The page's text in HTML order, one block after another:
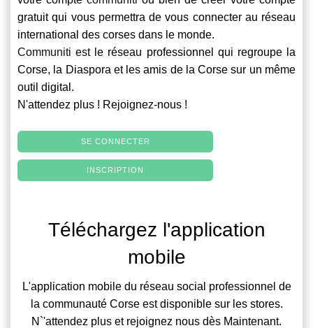
gratuit qui vous permettra de vous connecter au réseau
international des corses dans le monde.
Communiti est le réseau professionnel qui regroupe la
Corse, la Diaspora et les amis de la Corse sur un même
outil digital.
N'attendez plus ! Rejoignez-nous !
SE CONNECTER
INSCRIPTION
Téléchargez l'application
mobile
L'application mobile du réseau social professionnel de
la communauté Corse est disponible sur les stores.
N`'attendez plus et rejoignez nous dès Maintenant.